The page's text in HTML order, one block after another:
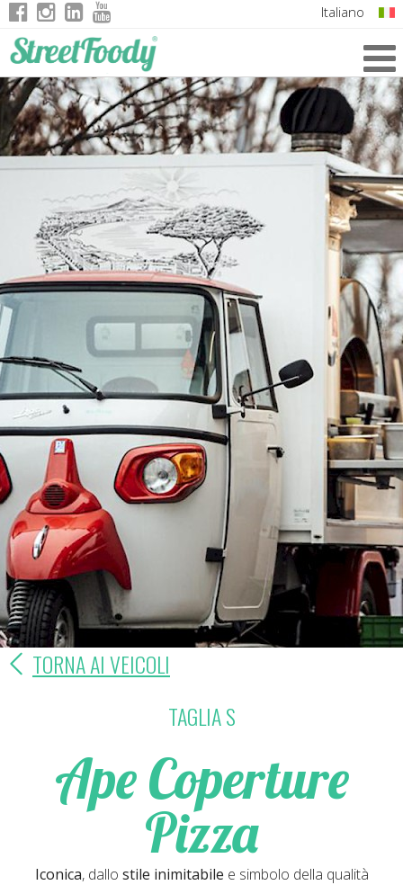
Italiano
German
French
TORNA AI VEICOLI
TAGLIA S
Ape Coperture
Pizza
Iconica, dallo stile inimitabile e simbolo della qualità